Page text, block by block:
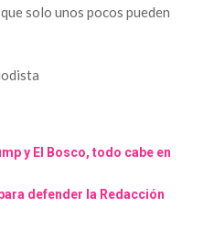
solo unos pocos pueden
y El Bosco, todo cabe en
defender la Redacción